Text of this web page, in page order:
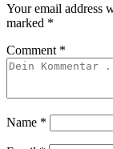
Your email address
marked *
Comment *
Name *